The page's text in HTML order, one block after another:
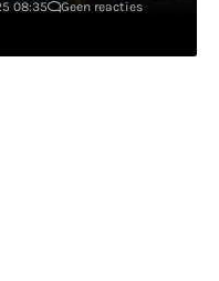
08:35
Geen reacties